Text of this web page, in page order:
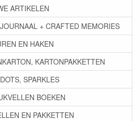
ARTIKELEN
+ CRAFTED MEMORIES
EN HAKEN
KARTONPAKKETTEN
SPARKLES
BOEKEN
EN PAKKETTEN